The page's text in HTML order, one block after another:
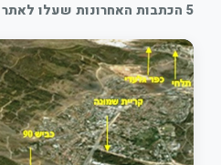
5 הכתבות האחרונות שעלו לאתר